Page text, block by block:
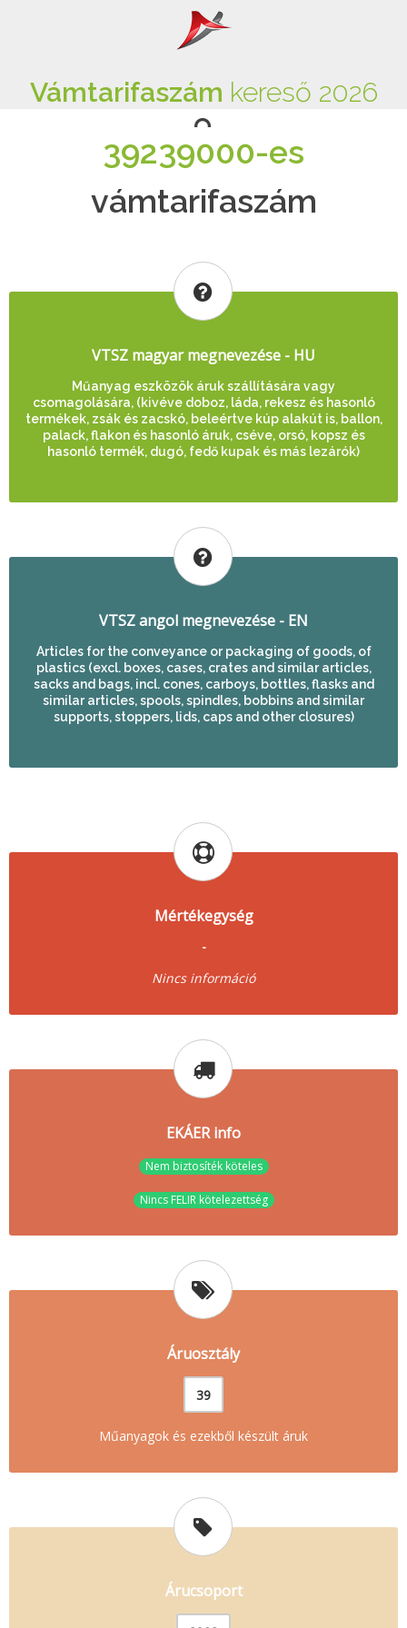
Vámtarifaszám kereső 2026
39239000-es
vámtarifaszám
VTSZ magyar megnevezése - HU
Műanyag eszközök áruk szállítására vagy
csomagolására, (kivéve doboz, láda, rekesz és hasonló
termékek, zsák és zacskó, beleértve kúp alakút is, ballon,
palack, flakon és hasonló áruk, cséve, orsó, kopsz és
hasonló termék, dugó, fedő kupak és más lezárók)
VTSZ angol megnevezése - EN
Articles for the conveyance or packaging of goods, of
plastics (excl. boxes, cases, crates and similar articles,
sacks and bags, incl. cones, carboys, bottles, flasks and
similar articles, spools, spindles, bobbins and similar
supports, stoppers, lids, caps and other closures)
Mértékegység
-
Nincs információ
EKÁER info
Nem biztosíték köteles
Nincs FELIR kötelezettség
Áruosztály
39
Műanyagok és ezekből készült áruk
Árucsoport